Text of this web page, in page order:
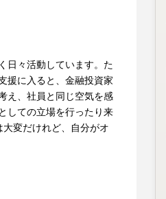
日々活動しています。た
援に入ると、金融投資家
え、社員と同じ空気を感
しての立場を行ったり来
変だけれど、自分がオ